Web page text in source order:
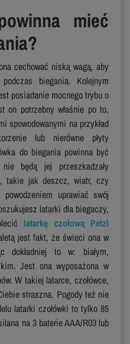
mieć
cechować niską wagą, aby
biegania. Kolejnym
posiadanie mocnego trybu o
on potrzebny właśnie po to,
spowodowanymi na przykład
lub nierówne płyty
do biegania powinna być
będą jej przeszkadzały
takie jak deszcz, wiatr, czy
uprawiać swój
latarki dla biegaczy,
latarkę czołową Petzl
jest fakt, że świeci ona w
dokładniej to w: białym,
Jest ona wyposażona w
W takiej latarce, czołówce,
straszna. Pogody też nie
latarki czołówki to tylko 85
na 3 baterie AAA/R03 lub